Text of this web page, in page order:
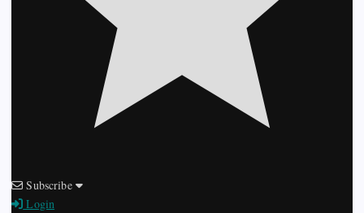
Subscribe
Login